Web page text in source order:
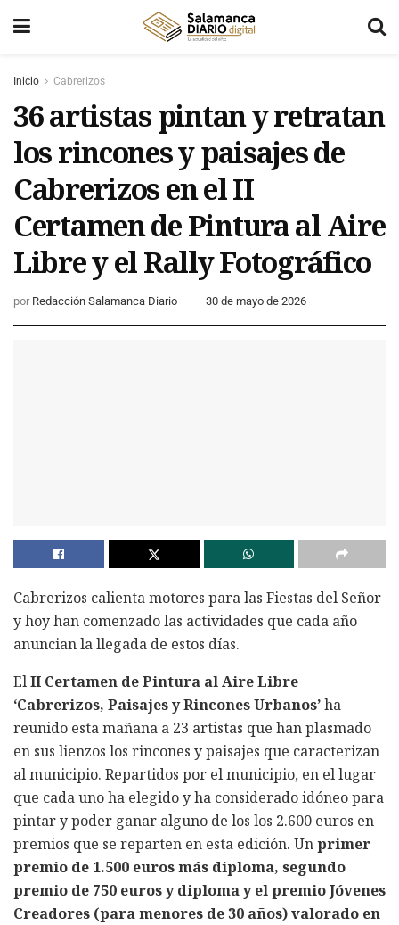
Inicio Cabrerizos
36 artistas pintan y retratan
los rincones y paisajes de
Cabrerizos en el II
Certamen de Pintura al Aire
Libre y el Rally Fotográfico
por Redacción Salamanca Diario 30 de mayo de 2026
Cabrerizos calienta motores para las Fiestas del Señor
y hoy han comenzado las actividades que cada año
anuncian la llegada de estos días.
ElII Certamen de Pintura al Aire Libre
‘Cabrerizos, Paisajes y Rincones Urbanos’ha
reunido esta mañana a 23 artistas que han plasmado
en sus lienzos los rincones y paisajes que caracterizan
al municipio. Repartidos por el municipio, en el lugar
que cada uno ha elegido y ha considerado idóneo para
pintar y poder ganar alguno de los los 2.600 euros en
premios que se reparten en esta edición. Unprimer
premio de 1.500 euros más diploma, segundo
premio de 750 euros y diploma y el premio Jóvenes
Creadores (para menores de 30 años) valorado en